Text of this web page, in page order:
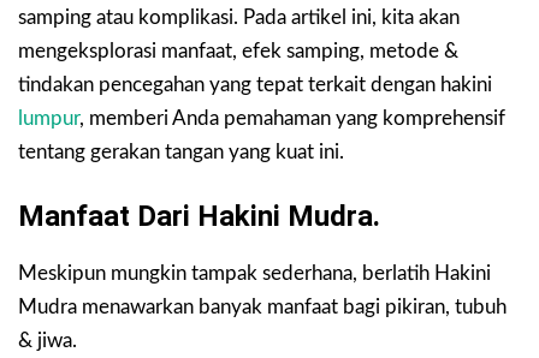
samping atau komplikasi. Pada artikel ini, kita akan
mengeksplorasi manfaat, efek samping, metode &
tindakan pencegahan yang tepat terkait dengan hakini
lumpur, memberi Anda pemahaman yang komprehensif
tentang gerakan tangan yang kuat ini.
Manfaat Dari Hakini Mudra.
Meskipun mungkin tampak sederhana, berlatih Hakini
Mudra menawarkan banyak manfaat bagi pikiran, tubuh
& jiwa.